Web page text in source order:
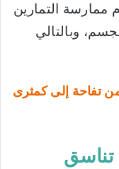
ممارسة التمارين
وبالتالي
تفاحة إلى كمثرى